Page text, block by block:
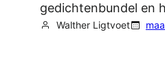
gedichtenbundel en
Walther Ligtvoet